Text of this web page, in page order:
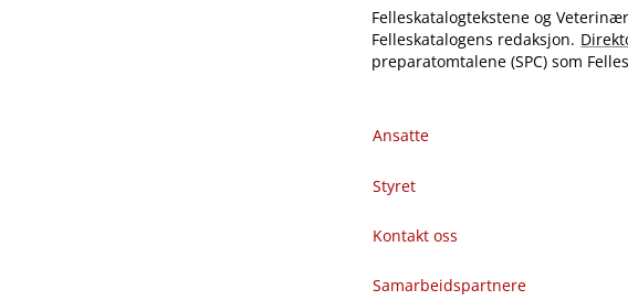
Felleskatalogtekstene og
Felleskatalogens redaksjon.
preparatomtalene (SPC) som
Ansatte
Styret
Kontakt oss
Samarbeidspartnere